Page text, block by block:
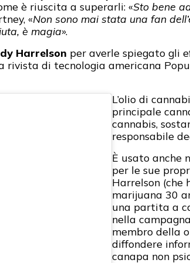
è riuscita a superarli: «Sto bene
«Non sono mai stata una fan
è magia».
Harrelson per averle spiegato gli
rivista di tecnologia americana
L’olio di
principale
cannabis,
responsabile
È usato anche
per le sue
Harrelson (che
marijuana 30
una partita a
nella
membro della
diffondere
canapa non